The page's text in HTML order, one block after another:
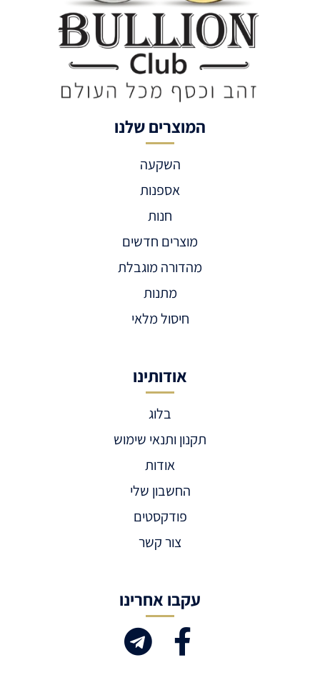
המוצרים שלנו
השקעה
אספנות
חנות
מוצרים חדשים
מהדורה מוגבלת
מתנות
חיסול מלאי
אודותינו
בלוג
תקנון ותנאי שימוש
אודות
החשבון שלי
פודקסטים
צור קשר
עקבו אחרינו